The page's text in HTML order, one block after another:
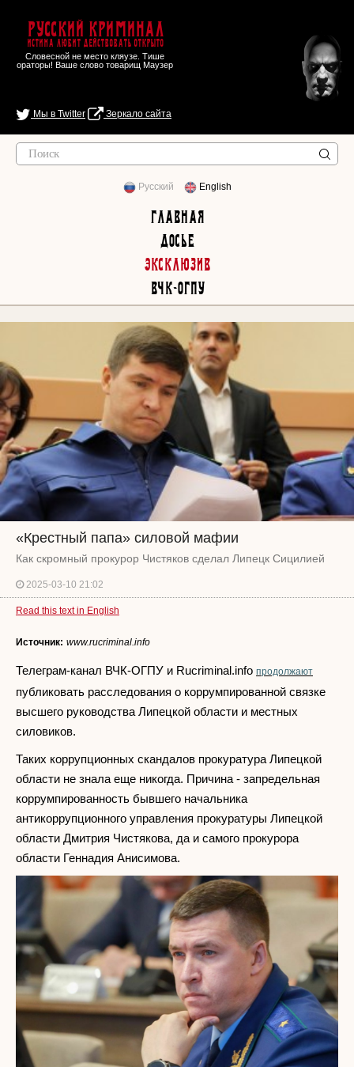
Русский Криминал
Истина любит действовать открыто
Словесной не место кляузе. Тише
ораторы! Ваше слово товарищ Маузер
Мы в Twitter Зеркало сайта
Русский English
Главная
Досье
Эксклюзив
ВЧК-ОГПУ
«Крестный папа» силовой мафии
Как скромный прокурор Чистяков сделал Липецк Сицилией
2025-03-10 21:02
Read this text in English
Источник: www.rucriminal.info
Телеграм-канал ВЧК-ОГПУ и Rucriminal.info продолжают
публиковать расследования о коррумпированной связке
высшего руководства Липецкой области и местных
силовиков.
Таких коррупционных скандалов прокуратура Липецкой
области не знала еще никогда. Причина - запредельная
коррумпированность бывшего начальника
антикоррупционного управления прокуратуры Липецкой
области Дмитрия Чистякова, да и самого прокурора
области Геннадия Анисимова.